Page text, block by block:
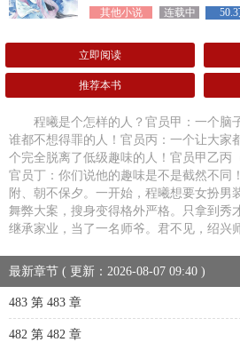
其他小说 连载中
立即阅读
推荐本书
程曦是个怎样的人？官员甲：一个脑
谁都不想得罪的人！官员丙：一个让大家
个完全脱离了低级趣味的人！官员甲乙丙
官员丁：你们说他的趣味是不是截然不同
附、朝不保夕。一开始，程曦想要女扮男
舞弊大案，搜身变得格外严格。只拿到秀
继承家业，当了一名师爷。君不见，绍兴
最新章节 ( 更新：2026-08-07 09:40 )
483 第 483 章
482 第 482 章